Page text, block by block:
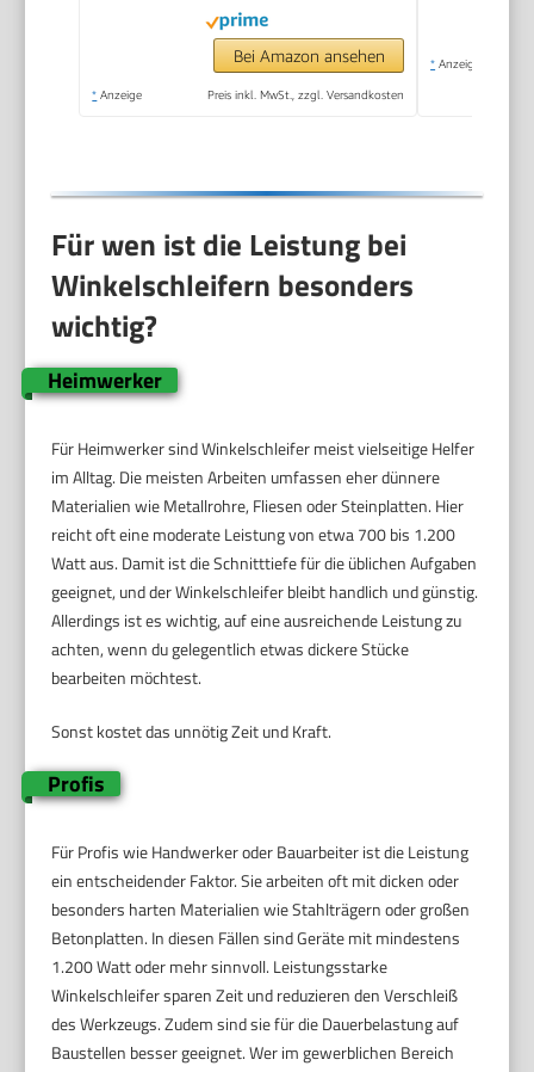
Bei Amazon ansehen
* Anzeige Preis inkl. MwSt., zzgl. Versandkosten
* Anzeige
Für wen ist die Leistung bei
Winkelschleifern besonders
wichtig?
Heimwerker
Für Heimwerker sind Winkelschleifer meist vielseitige Helfer
im Alltag. Die meisten Arbeiten umfassen eher dünnere
Materialien wie Metallrohre, Fliesen oder Steinplatten. Hier
reicht oft eine moderate Leistung von etwa 700 bis 1.200
Watt aus. Damit ist die Schnitttiefe für die üblichen Aufgaben
geeignet, und der Winkelschleifer bleibt handlich und günstig.
Allerdings ist es wichtig, auf eine ausreichende Leistung zu
achten, wenn du gelegentlich etwas dickere Stücke
bearbeiten möchtest.
Sonst kostet das unnötig Zeit und Kraft.
Profis
Für Profis wie Handwerker oder Bauarbeiter ist die Leistung
ein entscheidender Faktor. Sie arbeiten oft mit dicken oder
besonders harten Materialien wie Stahlträgern oder großen
Betonplatten. In diesen Fällen sind Geräte mit mindestens
1.200 Watt oder mehr sinnvoll. Leistungsstarke
Winkelschleifer sparen Zeit und reduzieren den Verschleiß
des Werkzeugs. Zudem sind sie für die Dauerbelastung auf
Baustellen besser geeignet. Wer im gewerblichen Bereich